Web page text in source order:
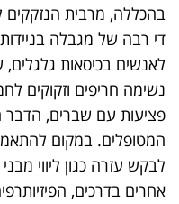
בהכללה, מרבית הנזקקים
די רבה של מגבלה
לאנשים בכיסאות
נשימה חריפים וזקוקים
פציעות עם שברים, הדבר
המטופלים. במקום
לבקש עזרה כגון ליווי
אחרים בדרכים,